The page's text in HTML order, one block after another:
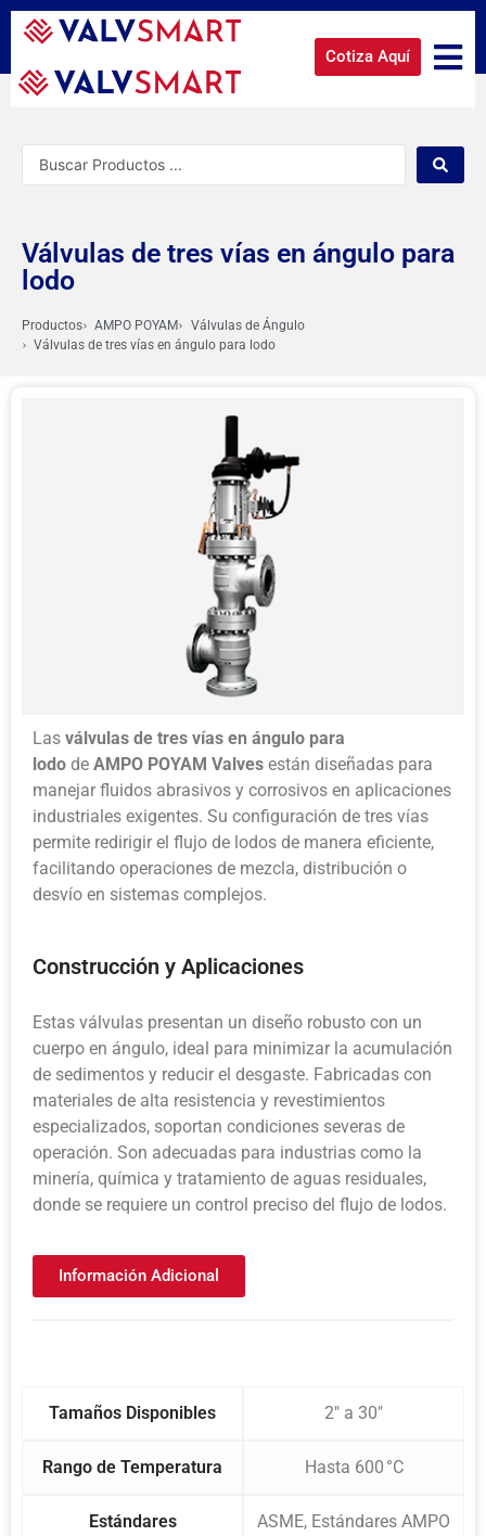
Cotiza Aquí
Válvulas de tres vías en ángulo para
lodo
Productos AMPO POYAM
Válvulas de Ángulo
Válvulas de tres vías en ángulo para lodo
Las válvulas de tres vías en ángulo para
lodo de AMPO POYAM Valves están diseñadas para
manejar fluidos abrasivos y corrosivos en aplicaciones
industriales exigentes. Su configuración de tres vías
permite redirigir el flujo de lodos de manera eficiente,
facilitando operaciones de mezcla, distribución o
desvío en sistemas complejos.
Construcción y Aplicaciones
Estas válvulas presentan un diseño robusto con un
cuerpo en ángulo, ideal para minimizar la acumulación
de sedimentos y reducir el desgaste. Fabricadas con
materiales de alta resistencia y revestimientos
especializados, soportan condiciones severas de
operación. Son adecuadas para industrias como la
minería, química y tratamiento de aguas residuales,
donde se requiere un control preciso del flujo de lodos.
Información Adicional
Tamaños Disponibles 2″ a 30″
Rango de Temperatura Hasta 600 °C
Estándares ASME, Estándares AMPO